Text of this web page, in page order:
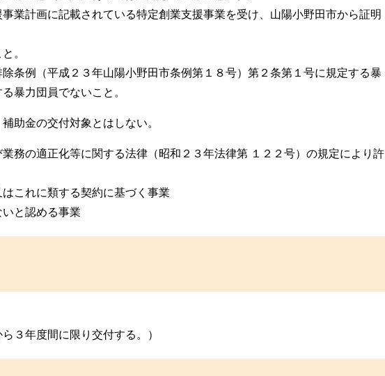
事業計画に記載されている特定創業支援事業を受け、山陽小野田市から証明
。
除条例（平成２３年山陽小野田市条例第１８号）第２条第１号に規定する暴
暴力団員でないこと。
助金の交付対象とはしない。
業務の適正化等に関する法律（昭和２３年法律第 １２２号）の規定により許
はこれに類する契約に基づく事業
いと認める事業
３年度間に限り交付する。）